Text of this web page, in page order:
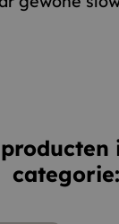
categorie: